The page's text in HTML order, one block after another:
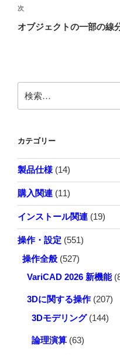
ビ
シ
ョ
稿
次
の
次
オブジェクトの一部の線
索:
カテゴリー
製品仕様 (14)
購入関連 (11)
インストール関連 (19)
操作・設定 (551)
操作全般 (527)
VariCAD 2026 新機能
3Dに関する操作 (207)
3Dモデリング(144)
論理演算 (63)